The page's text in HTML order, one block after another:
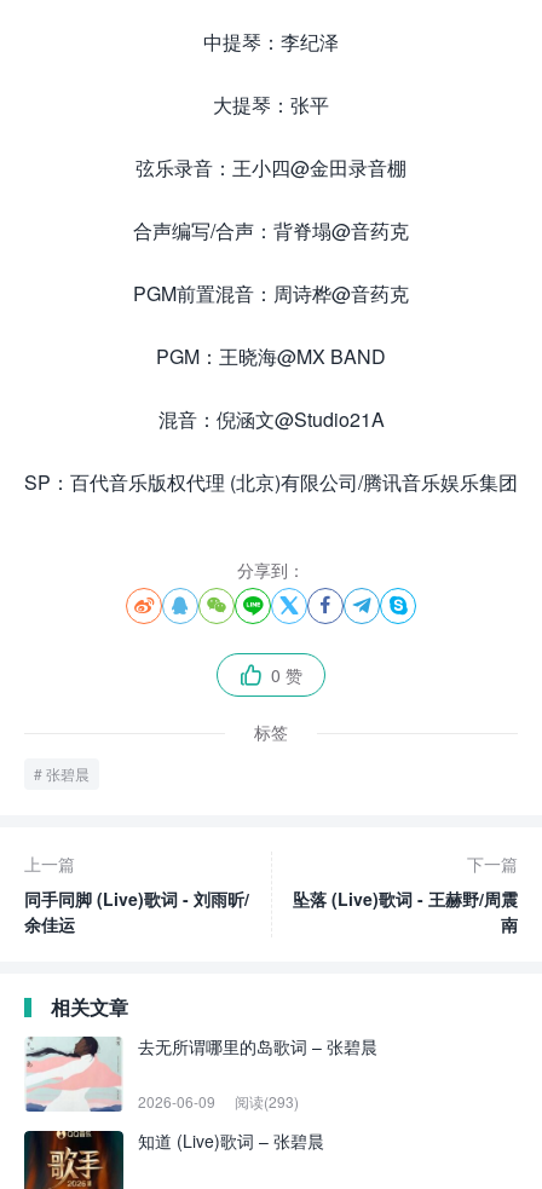
中提琴：李纪泽
大提琴：张平
弦乐录音：王小四@金田录音棚
合声编写/合声：背脊塌@音药克
PGM前置混音：周诗桦@音药克
PGM：王晓海@MX BAND
混音：倪涵文@Studio21A
SP：百代音乐版权代理 (北京)有限公司/腾讯音乐娱乐集团
分享到：
       
 0 赞
标签
张碧晨
上一篇
同手同脚 (Live)歌词 - 刘雨昕/
余佳运
下一篇
坠落 (Live)歌词 - 王赫野/周震
南
相关文章
去无所谓哪里的岛歌词 – 张碧晨
2026-06-09 阅读(293)
知道 (Live)歌词 – 张碧晨